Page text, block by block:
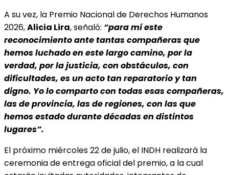
A su vez, la Premio Nacional de Derechos Humanos
2026,Alicia Lira, señaló: “para mí este
reconocimiento ante tantas compañeras que
hemos luchado en este largo camino, por la
verdad, por la justicia, con obstáculos, con
dificultades, es un acto tan reparatorio y tan
digno. Yo lo comparto con todas esas compañeras,
las de provincia, las de regiones, con las que
hemos estado durante décadas en distintos
lugares”.
El próximo miércoles 22 de julio, el INDH realizará la
ceremonia de entrega oficial del premio, a la cual